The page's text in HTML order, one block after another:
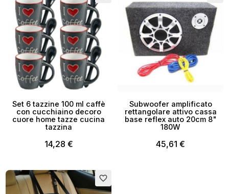
Set 6 tazzine 100 ml caffè
con cucchiaino decoro
cuore home tazze cucina
tazzina
14,28 €
Subwoofer amplificato
rettangolare attivo cassa
base reflex auto 20cm 8"
180W
45,61 €
favorite_border